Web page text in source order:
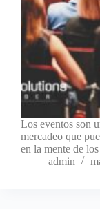
Los eventos son
mercadeo que
en la mente de los
admin